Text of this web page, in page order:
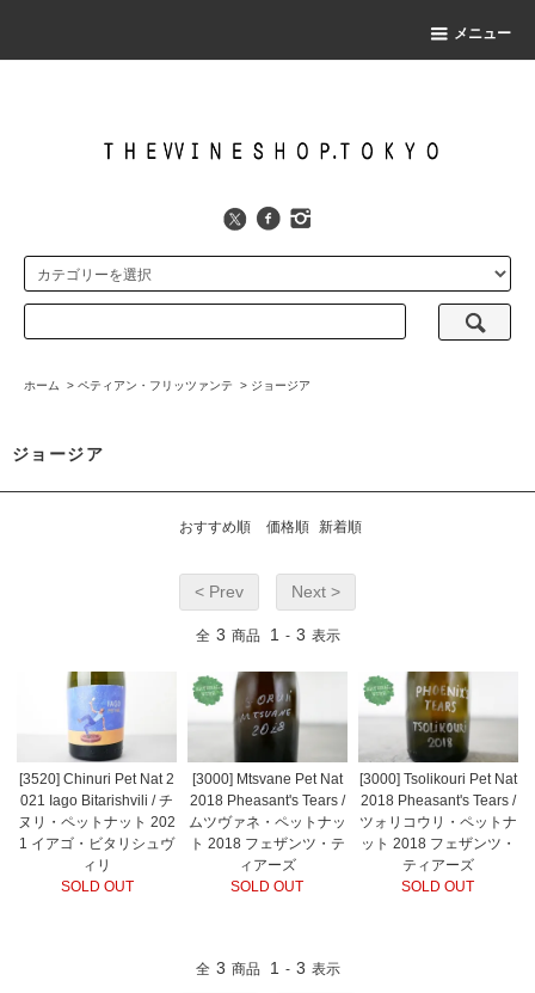
メニュー
ホーム > ペティアン・フリッツァンテ > ジョージア
ジョージア
おすすめ順 価格順 新着順
< Prev Next >
全 3 商品 1 - 3 表示
[3520] Chinuri Pet Nat 2
021 Iago Bitarishvili / チ
ヌリ・ペットナット 202
1 イアゴ・ビタリシュヴ
ィリ
SOLD OUT
[3000] Mtsvane Pet Nat
2018 Pheasant's Tears /
ムツヴァネ・ペットナッ
ト 2018 フェザンツ・テ
ィアーズ
SOLD OUT
[3000] Tsolikouri Pet Nat
2018 Pheasant's Tears /
ツォリコウリ・ペットナ
ット 2018 フェザンツ・
ティアーズ
SOLD OUT
全 3 商品 1 - 3 表示